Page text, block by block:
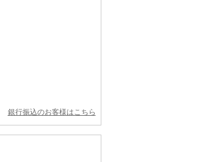
銀行振込のお客様はこちら